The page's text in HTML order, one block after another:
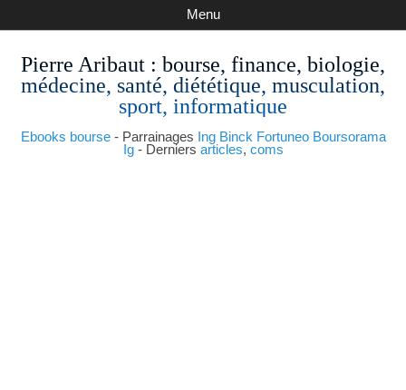
Pierre Aribaut : bourse, finance, biologie,
médecine, santé, diététique, musculation,
sport, informatique
Ebooks bourse- Parrainages Ing Binck Fortuneo Boursorama
Ig- Derniers articles, coms
Menu